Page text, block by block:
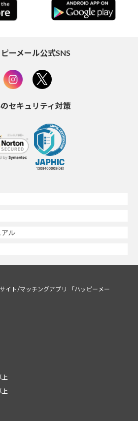
ーメール公式SNS
セキュリティ対策
アル
イト/マッチングアプリ 「ハッピーメー
上
上